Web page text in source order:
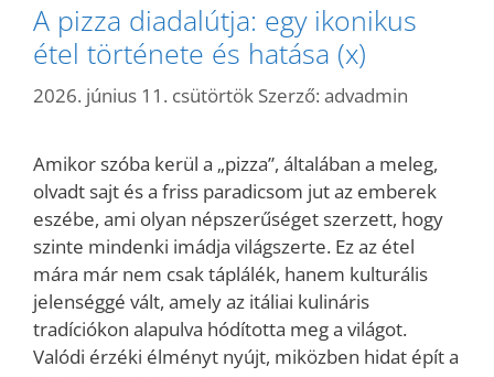
A pizza diadalútja: egy ikonikus
étel története és hatása (x)
2026. június 11. csütörtök Szerző: advadmin
Amikor szóba kerül a „pizza”, általában a meleg,
olvadt sajt és a friss paradicsom jut az emberek
eszébe, ami olyan népszerűséget szerzett, hogy
szinte mindenki imádja világszerte. Ez az étel
mára már nem csak táplálék, hanem kulturális
jelenséggé vált, amely az itáliai kulináris
tradíciókon alapulva hódította meg a világot.
Valódi érzéki élményt nyújt, miközben hidat épít a